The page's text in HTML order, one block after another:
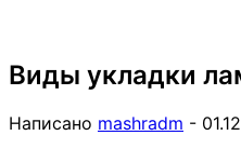
Виды укладки
Написано mashradm -